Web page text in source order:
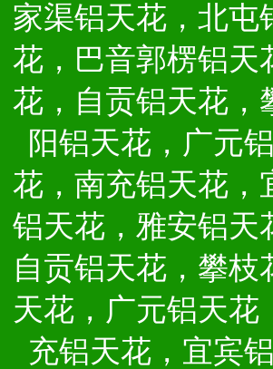
家渠铝天花，北屯
花，巴音郭楞铝天
花，自贡铝天花，
阳铝天花，广元
花，南充铝天花，
铝天花，雅安铝天
自贡铝天花，攀
天花，广元铝天花
充铝天花，宜宾